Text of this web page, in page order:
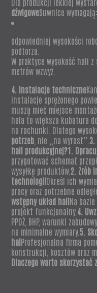
Dla produkcji lekkiej
dźwigoweSuwnice wymagają:
odpowiedniej wysokości
podtorza.
W praktyce wysokość hali
metrów wzwyż.
4. Instalacje techniczne
instalacje sprężonego
muszą mieć miejsce
hala to większa kubatura
na rachunki. Dlatego
potrzeb , nie „na wyrost”.
hali produkcyjnej?1.
przygotować schemat
wysyłkę produktów. 2. Zrób
technologiiOkreśl ich
pracy oraz potrzebne
wstępny układ haliNa
projekt funkcjonalny. 4.
PPOŻ, BHP, warunki
na minimalne wymiary. 5.
halProfesjonalna firma
konstrukcji, kosztów oraz
Dlaczego warto skorzystać